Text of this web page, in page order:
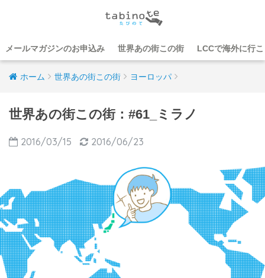
メールマガジンのお申込み 世界あの街この街 LCCで海外に行
ホーム 世界あの街この街 ヨーロッパ
世界あの街この街：#61_ミラノ
2016/03/15 2016/06/23